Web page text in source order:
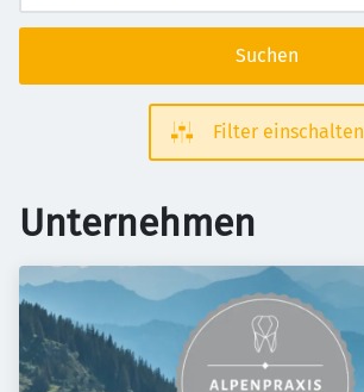
Suchen
Filter einschalten
Unternehmen